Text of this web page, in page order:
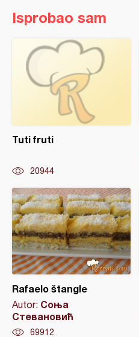
Isprobao sam
Tuti fruti
20944
Rafaelo štangle
Autor: Соња
Стевановић
69912